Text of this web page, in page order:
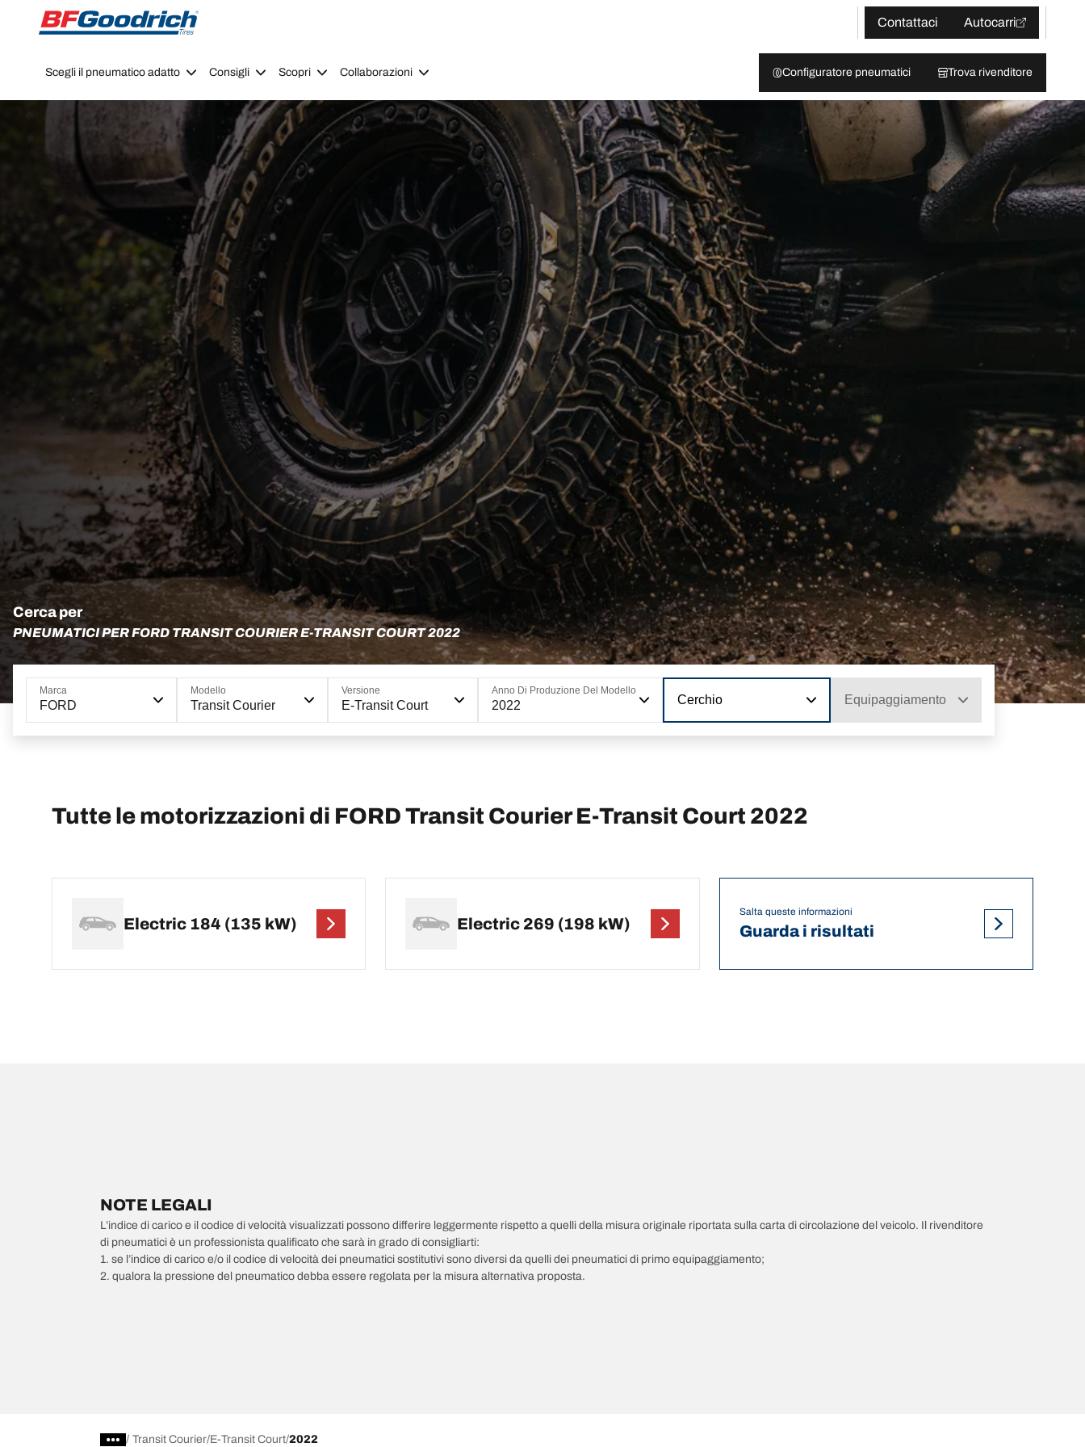
Go to page content
Go to page navigation
Contattaci
Autocarri
Scegli il pneumatico adatto Consigli Scopri Collaborazioni Configuratore pneumatici Trova rivenditore
Cerca per
PNEUMATICI PER FORD TRANSIT COURIER E-TRANSIT COURT 2022
Marca
FORD
Modello
Transit Courier
Versione
E-Transit Court
Anno Di Produzione Del Modello
2022 Cerchio Equipaggiamento
Tutte le motorizzazioni di FORD Transit Courier E-Transit Court 2022
Electric 184 (135 kW) Electric 269 (198 kW)
Salta queste informazioni
Guarda i risultati
NOTE LEGALI
L’indice di carico e il codice di velocità visualizzati possono differire leggermente rispetto a quelli della misura originale riportata sulla carta di circolazione del veicolo. Il rivenditore
di pneumatici è un professionista qualificato che sarà in grado di consigliarti:
1. se l’indice di carico e/o il codice di velocità dei pneumatici sostitutivi sono diversi da quelli dei pneumatici di primo equipaggiamento;
2. qualora la pressione del pneumatico debba essere regolata per la misura alternativa proposta.
/ Transit Courier E-Transit Court 2022